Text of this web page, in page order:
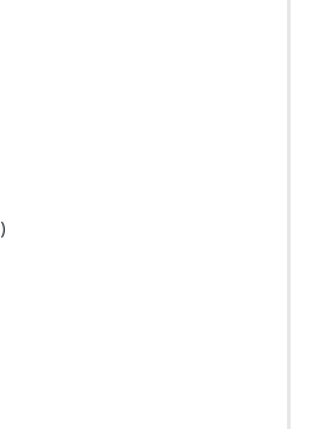
)